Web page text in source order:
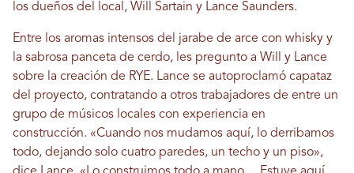
los dueños del local, Will Sartain y Lance Saunders.
Entre los aromas intensos del jarabe de arce con whisky y
la sabrosa panceta de cerdo, les pregunto a Will y Lance
sobre la creación de RYE. Lance se autoproclamó capataz
del proyecto, contratando a otros trabajadores de entre un
grupo de músicos locales con experiencia en
construcción. «Cuando nos mudamos aquí, lo derribamos
todo, dejando solo cuatro paredes, un techo y un piso»,